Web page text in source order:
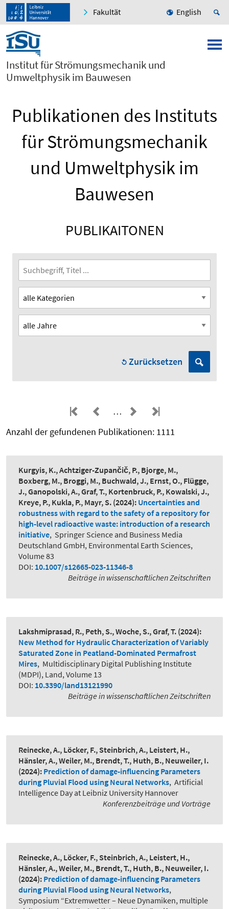
Fakultät English
Institut für Strömungsmechanik und
Umweltphysik im Bauwesen
Publikationen des Instituts
für Strömungsmechanik
und Umweltphysik im
Bauwesen
PUBLIKAITONEN
Zurücksetzen
…
Anzahl der gefundenen Publikationen: 1111
Kurgyis, K., Achtziger-Zupančič, P., Bjorge, M.,
Boxberg, M., Broggi, M., Buchwald, J., Ernst, O., Flügge,
J., Ganopolski, A., Graf, T., Kortenbruck, P., Kowalski, J.,
Kreye, P., Kukla, P., Mayr, S. (2024): Uncertainties and
robustness with regard to the safety of a repository for
high-level radioactive waste: introduction of a research
initiative, Springer Science and Business Media
Deutschland GmbH, Environmental Earth Sciences,
Volume 83
DOI: 10.1007/s12665-023-11346-8
Beiträge in wissenschaftlichen Zeitschriften
Lakshmiprasad, R., Peth, S., Woche, S., Graf, T. (2024):
New Method for Hydraulic Characterization of Variably
Saturated Zone in Peatland-Dominated Permafrost
Mires, Multidisciplinary Digital Publishing Institute
(MDPI), Land, Volume 13
DOI: 10.3390/land13121990
Beiträge in wissenschaftlichen Zeitschriften
Reinecke, A., Löcker, F., Steinbrich, A., Leistert, H.,
Hänsler, A., Weiler, M., Brendt, T., Huth, B., Neuweiler, I.
(2024): Prediction of damage-influencing Parameters
during Pluvial Flood using Neural Networks, Artificial
Intelligence Day at Leibniz University Hannover
Konferenzbeiträge und Vorträge
Reinecke, A., Löcker, F., Steinbrich, A., Leistert, H.,
Hänsler, A., Weiler, M., Brendt, T., Huth, B., Neuweiler, I.
(2024): Prediction of damage-influencing Parameters
during Pluvial Flood using Neural Networks,
Symposium “Extremwetter – Neue Dynamiken, multiple